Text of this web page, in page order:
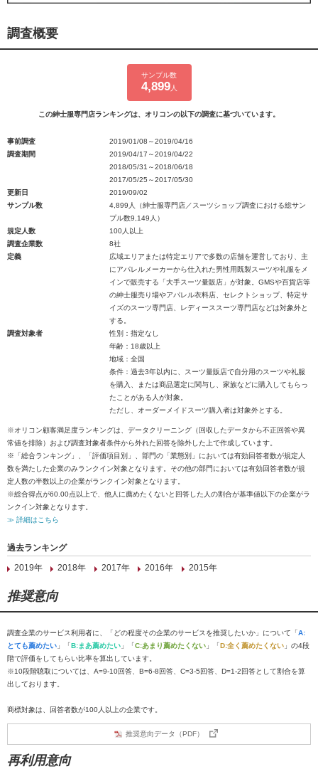
調査概要
サンプル数
4,899人
この紳士服専門店ランキングは、オリコンの以下の調査に基づいています。
事前調査
2019/01/08～2019/04/16
調査期間
2019/04/17～2019/04/22
2018/05/31～2018/06/18
2017/05/25～2017/05/30
更新日
2019/09/02
サンプル数
4,899人（紳士服専門店／スーツショップ調査における総サン
プル数9,149人）
規定人数
100人以上
調査企業数
8社
定義
広域エリアまたは特定エリアで多数の店舗を運営しており、主
にアパレルメーカーから仕入れた男性用既製スーツや礼服をメ
インで販売する「大手スーツ量販店」が対象。GMSや百貨店等
の紳士服売り場やアパレル衣料店、セレクトショップ、特定サ
イズのスーツ専門店、レディーススーツ専門店などは対象外と
する。
調査対象者
性別：指定なし
年齢：18歳以上
地域：全国
条件：過去3年以内に、スーツ量販店で自分用のスーツや礼服
を購入、または商品選定に関与し、家族などに購入してもらっ
たことがある人が対象。
ただし、オーダーメイドスーツ購入者は対象外とする。
※オリコン顧客満足度ランキングは、データクリーニング（回収したデータから不正回答や異
常値を排除）および調査対象者条件から外れた回答を除外した上で作成しています。
※「総合ランキング」、「評価項目別」、部門の「業態別」においては有効回答者数が規定人
数を満たした企業のみランクイン対象となります。その他の部門においては有効回答者数が規
定人数の半数以上の企業がランクイン対象となります。
※総合得点が60.00点以上で、他人に薦めたくないと回答した人の割合が基準値以下の企業がラ
ンクイン対象となります。
≫ 詳細はこちら
過去ランキング
2019年
2018年 2017年 2016年 2015年
推奨意向
調査企業のサービス利用者に、「どの程度その企業のサービスを推奨したいか」について「A:
とても薦めたい 」「B:まあ薦めたい 」「C:あまり薦めたくない 」「D:全く薦めたくない 」の4段
階で評価をしてもらい比率を算出しています。
※10段階聴取については、A=9-10回答、B=6-8回答、C=3-5回答、D=1-2回答として割合を算
出しております。
商標対象は、回答者数が100人以上の企業です。
推奨意向データ（PDF）
再利用意向